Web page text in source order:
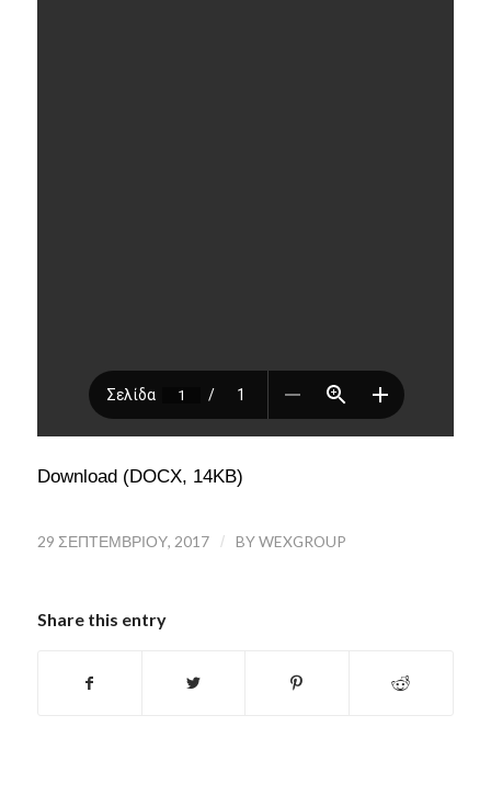
Download (DOCX, 14KB)
29 ΣΕΠΤΕΜΒΡΊΟΥ, 2017 / BYWEXGROUP
Share this entry